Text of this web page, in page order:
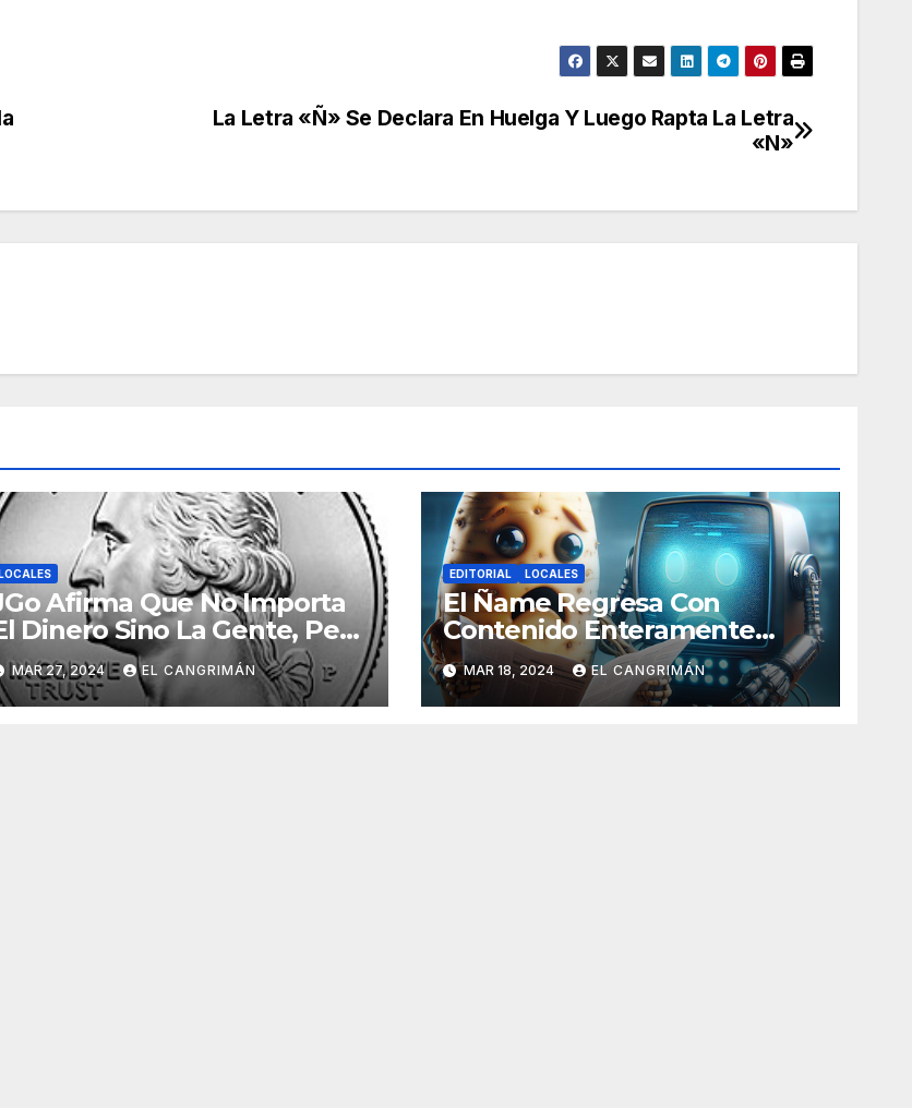
La Letra «Ñ» Se Declara En Huelga Y Luego Rapta La Letra
«N»
LOCALES
Afirma Que No Importa
Dinero Sino La Gente, Pero
«¿De Verdad No
Una Pejetita?»
MAR 27, 2024 EL CANGRIMÁN
EDITORIAL LOCALES
El Ñame Regresa Con
Contenido Enteramente
Generado Por Inteligencia
Artificial
MAR 18, 2024 EL CANGRIMÁN